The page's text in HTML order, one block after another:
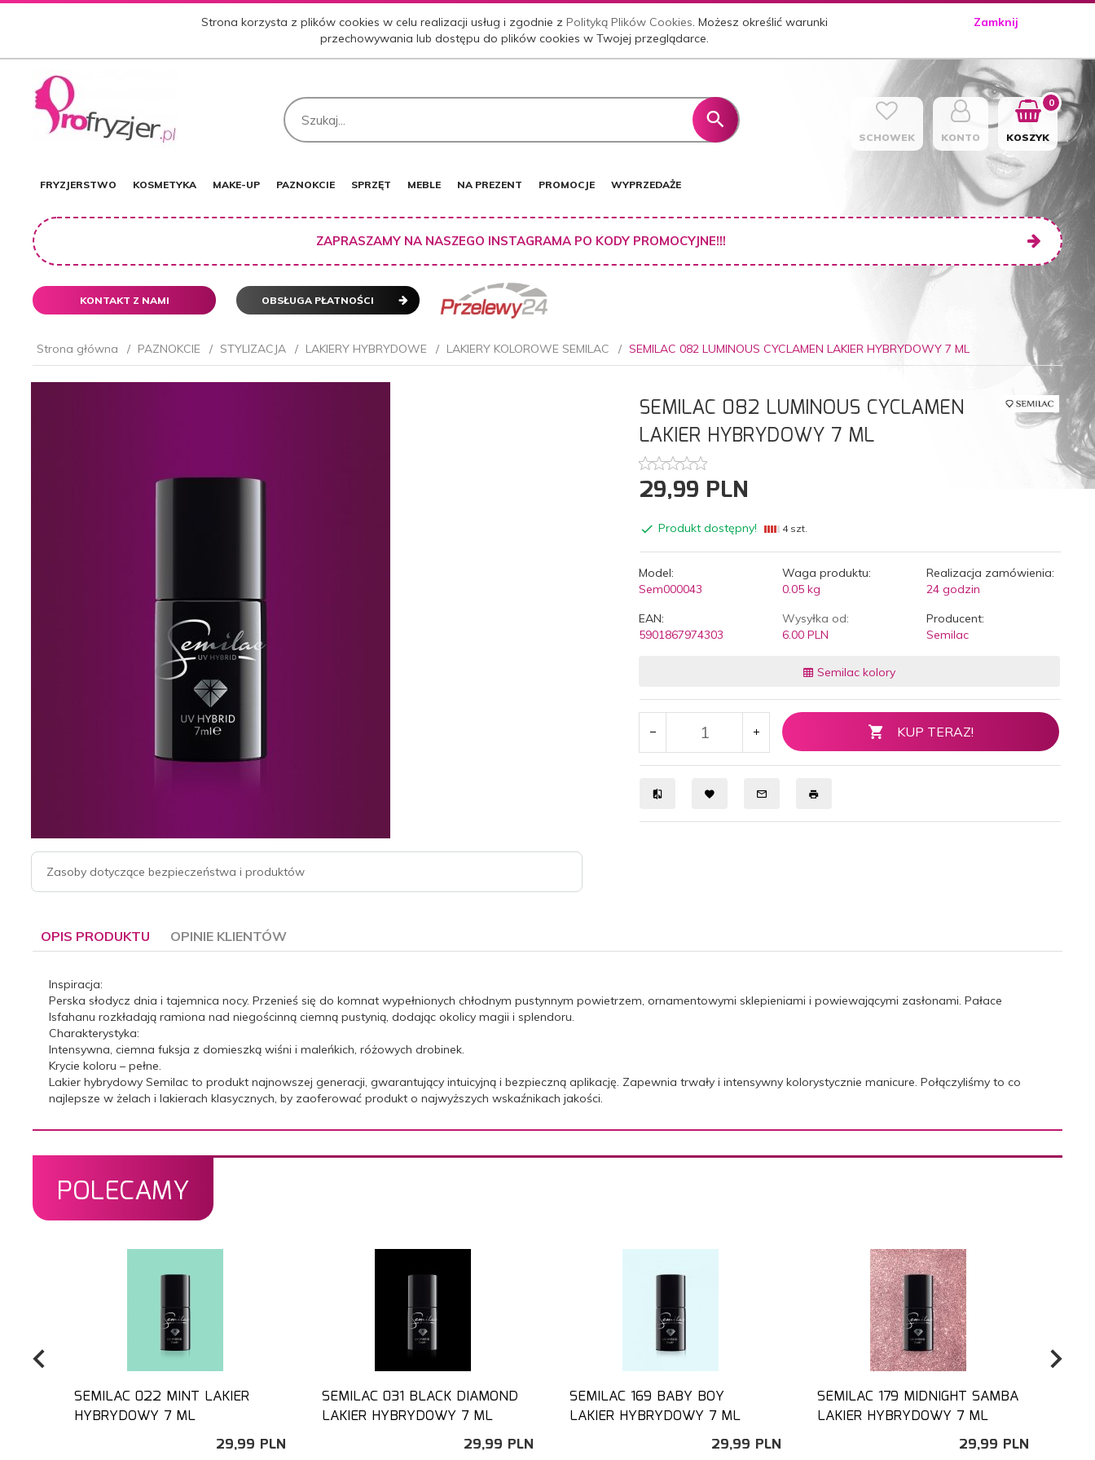
Strona korzysta z plików cookies w celu realizacji usług i zgodnie zPolityką Plików Cookies. Możesz określić warunki
przechowywania lub dostępu do plików cookies w Twojej przeglądarce.
Zamknij
SCHOWEK KONTO KOSZYK
0
FRYZJERSTWO KOSMETYKA MAKE-UP PAZNOKCIE SPRZĘT MEBLE NA PREZENT PROMOCJE WYPRZEDAŻE
ZAPRASZAMY NA NASZEGO INSTAGRAMA PO KODY PROMOCYJNE!!!
KONTAKT Z NAMI OBSŁUGA PŁATNOŚCI
Strona główna PAZNOKCIE STYLIZACJA LAKIERY HYBRYDOWE LAKIERY KOLOROWE SEMILAC SEMILAC 082 LUMINOUS CYCLAMEN LAKIER HYBRYDOWY 7 ML
Zasoby dotyczące bezpieczeństwa i produktów
SEMILAC 082 LUMINOUS CYCLAMEN
LAKIER HYBRYDOWY 7 ML
29,99 PLN
Produkt dostępny! 4 szt.
Model:
Sem000043
Waga produktu:
0.05 kg
Realizacja zamówienia:
24 godzin
EAN:
5901867974303
Wysyłka od:
6.00 PLN
Producent:
Semilac
Semilac kolory
KUP TERAZ!
OPIS PRODUKTU OPINIE KLIENTÓW
Inspiracja:
Perska słodycz dnia i tajemnica nocy. Przenieś się do komnat wypełnionych chłodnym pustynnym powietrzem, ornamentowymi sklepieniami i powiewającymi zasłonami. Pałace
Isfahanu rozkładają ramiona nad niegościnną ciemną pustynią, dodając okolicy magii i splendoru.
Charakterystyka:
Intensywna, ciemna fuksja z domieszką wiśni i maleńkich, różowych drobinek.
Krycie koloru – pełne.
Lakier hybrydowy Semilac to produkt najnowszej generacji, gwarantujący intuicyjną i bezpieczną aplikację. Zapewnia trwały i intensywny kolorystycznie manicure. Połączyliśmy to co
najlepsze w żelach i lakierach klasycznych, by zaoferować produkt o najwyższych wskaźnikach jakości.
POLECAMY
SEMILAC 022 MINT LAKIER
HYBRYDOWY 7 ML
29,99 PLN
SEMILAC 031 BLACK DIAMOND
LAKIER HYBRYDOWY 7 ML
29,99 PLN
SEMILAC 169 BABY BOY
LAKIER HYBRYDOWY 7 ML
29,99 PLN
SEMILAC 179 MIDNIGHT SAMBA
LAKIER HYBRYDOWY 7 ML
29,99 PLN